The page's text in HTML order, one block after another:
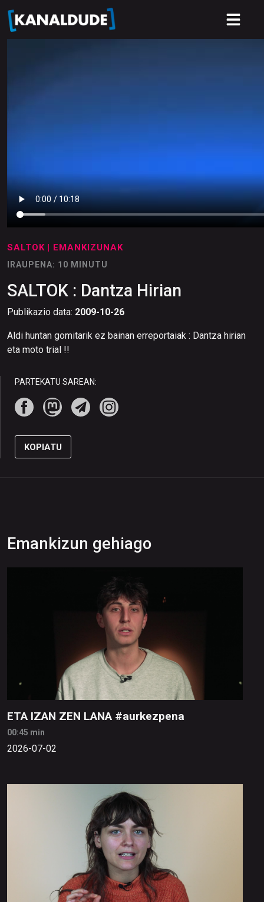
SALTOK | EMANKIZUNAK
IRAUPENA: 10 MINUTU
SALTOK : Dantza Hirian
Publikazio data: 2009-10-26
Aldi huntan gomitarik ez bainan erreportaiak : Dantza hirian
eta moto trial !!
PARTEKATU SAREAN:
KOPIATU
Emankizun gehiago
ETA IZAN ZEN LANA #aurkezpena
00:45 min
2026-07-02